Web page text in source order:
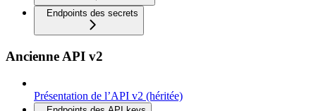
Endpoints des secrets
Ancienne API v2
Présentation de l’API v2 (héritée)